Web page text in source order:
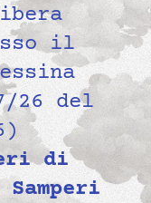
il
26 del
di